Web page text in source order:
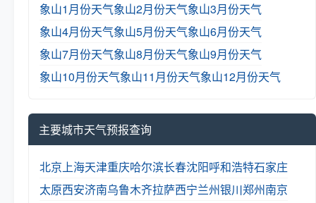
象山1月份天气象山2月份天气象山3月份天气
象山4月份天气象山5月份天气象山6月份天气
象山7月份天气象山8月份天气象山9月份天气
象山10月份天气象山11月份天气象山12月份天气
主要城市天气预报查询
北京上海天津重庆哈尔滨长春沈阳呼和浩特石家庄
太原西安济南乌鲁木齐拉萨西宁兰州银川郑州南京